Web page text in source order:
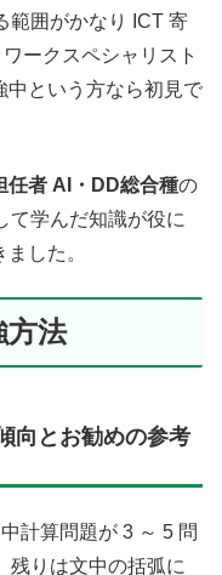
範囲がかなり ICT 寄
ークスペシャリスト
中という方なら初見で
任者 AI・DD総合種の
て学んだ知識が役に
した。
方法
向とお勧めの参考
計算問題が 3 ～ 5 問
残りは文中の括弧に